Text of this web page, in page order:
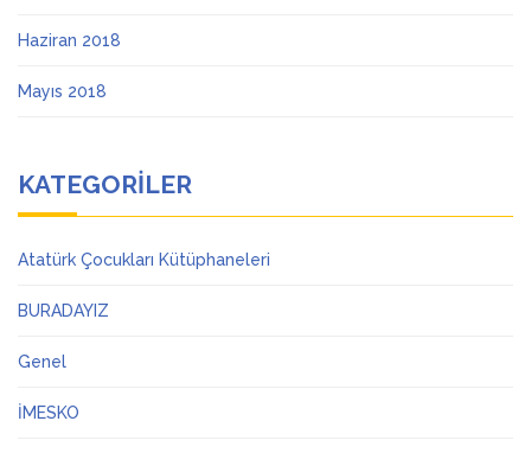
Haziran 2018
Mayıs 2018
KATEGORILER
Atatürk Çocukları Kütüphaneleri
BURADAYIZ
Genel
İMESKO